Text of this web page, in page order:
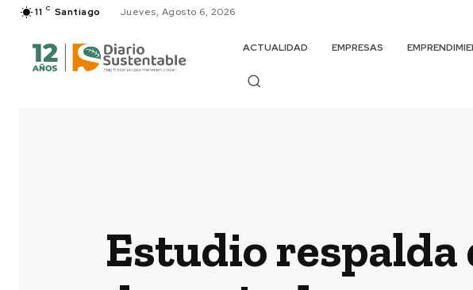
11 C Santiago Jueves, Agosto 6, 2026
ACTUALIDAD EMPRESAS
Estudio respalda